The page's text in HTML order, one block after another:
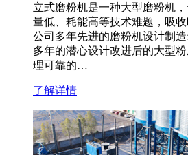
立式磨粉机是一种大型磨粉机
量低、耗能高等技术难题，吸
公司多年先进的磨粉机设计制
多年的潜心设计改进后的大型
理可靠的…
了解详情